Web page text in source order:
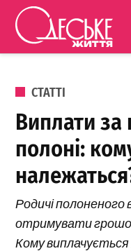
Перейти до вмісту
ОПУБЛІКОВАНО В
СТАТТІ
Виплати за
полоні:
Родичі полоненого
отримувати
Кому